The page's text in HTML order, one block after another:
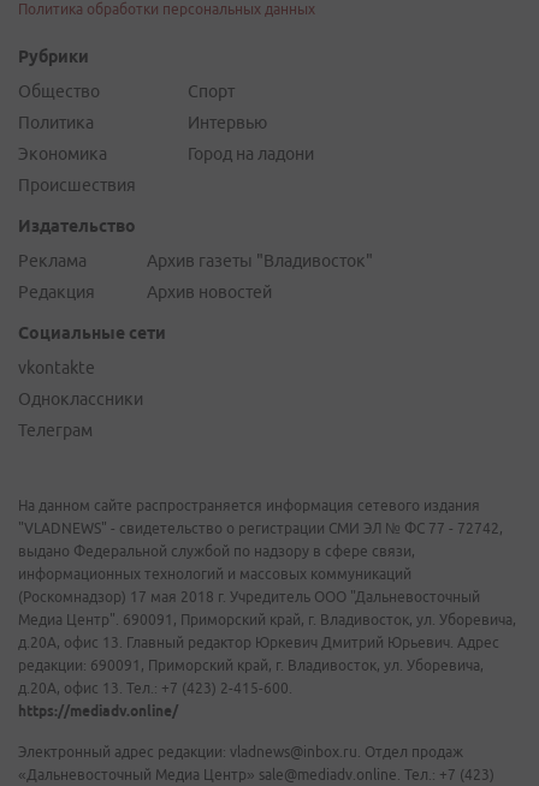
Политика обработки персональных данных
Рубрики
Общество
Политика
Экономика
Происшествия
Спорт
Интервью
Город на ладони
Издательство
Реклама
Редакция
Архив газеты "Владивосток"
Архив новостей
Социальные сети
vkontakte
Одноклассники
Телеграм
На данном сайте распространяется информация сетевого издания
"VLADNEWS" - свидетельство о регистрации СМИ ЭЛ № ФС 77 - 72742,
выдано Федеральной службой по надзору в сфере связи,
информационных технологий и массовых коммуникаций
(Роскомнадзор) 17 мая 2018 г. Учредитель ООО "Дальневосточный
Медиа Центр". 690091, Приморский край, г. Владивосток, ул. Уборевича,
д.20А, офис 13. Главный редактор Юркевич Дмитрий Юрьевич. Адрес
редакции: 690091, Приморский край, г. Владивосток, ул. Уборевича,
д.20А, офис 13. Тел.: +7 (423) 2-415-600.
https://mediadv.online/
Электронный адрес редакции: vladnews@inbox.ru. Отдел продаж
«Дальневосточный Медиа Центр» sale@mediadv.online. Тел.: +7 (423)